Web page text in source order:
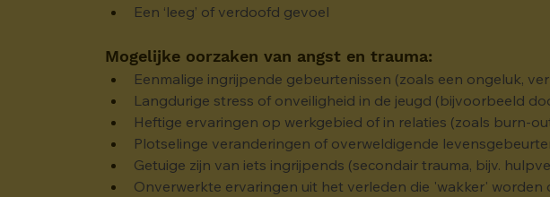
Een ‘leeg’ of verdoofd gevoel
Mogelijke oorzaken van angst en trauma:
Eenmalige ingrijpende gebeurtenissen (zoals een ongeluk,
Langdurige stress of onveiligheid in de jeugd (bijvoorbeeld
Heftige ervaringen op werkgebied of in relaties (zoals burn-
Plotselinge veranderingen of overweldigende
Getuige zijn van iets ingrijpends (secondair trauma, bijv.
Onverwerkte ervaringen uit het verleden die 'wakker' worden